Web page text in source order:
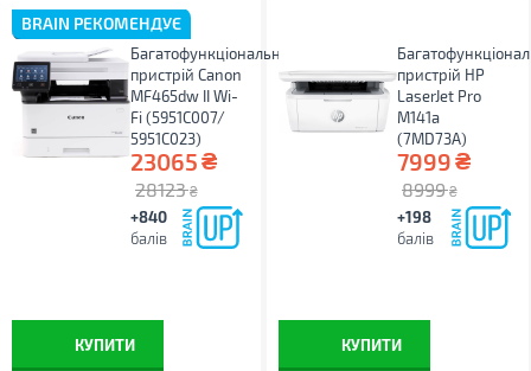
BRAIN РЕКОМЕНДУЄ
Багатофункціональний
пристрій Canon
MF465dw II Wi-
Fi (5951C007/
5951С023)
23065₴
28123 ₴
+840
балів
КУПИТИ
пристрій HP
LaserJet Pro
M141a
(7MD73A)
7999₴
8999 ₴
+198
балів
КУПИТИ